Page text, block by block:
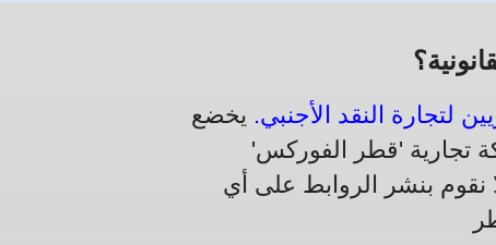
لتجارة النقد الأجنبي. يخضع
تجارية 'قطر الفوركس'
للقانون. لا نقوم بنشر الروابط على أي